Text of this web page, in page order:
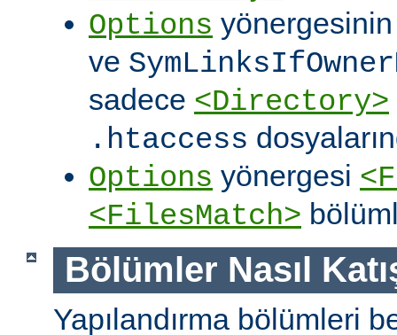
Options
ve
sadece <Directory>
.htaccess
Options yönergesi
<FilesMatch>
Bölümler Nasıl
Yapılandırma bölümleri